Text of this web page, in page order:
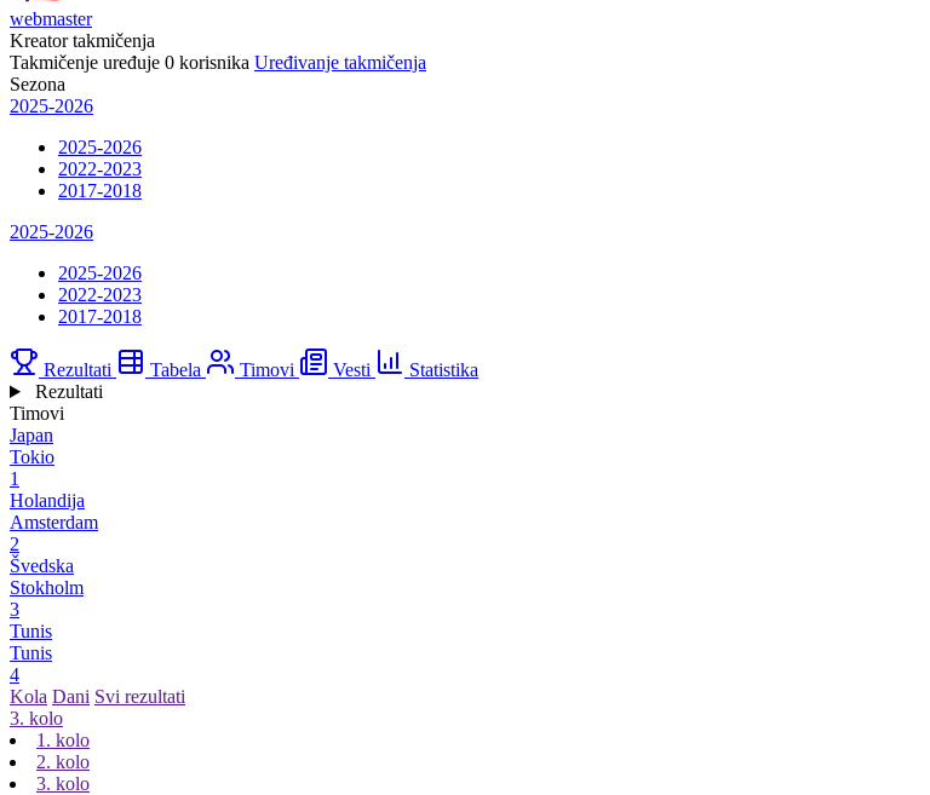
webmaster
Kreator takmičenja
Takmičenje uređuje 0 korisnika Uređivanje takmičenja
Sezona
2025-2026
2025-2026
2022-2023
2017-2018
2025-2026
2025-2026
2022-2023
2017-2018
Rezultati Tabela Timovi Vesti
Statistika
Rezultati
Timovi
Japan
Tokio
1
Holandija
Amsterdam
2
Švedska
Stokholm
3
Tunis
Tunis
4
Kola Dani Svi rezultati
3. kolo
1. kolo
2. kolo
3. kolo